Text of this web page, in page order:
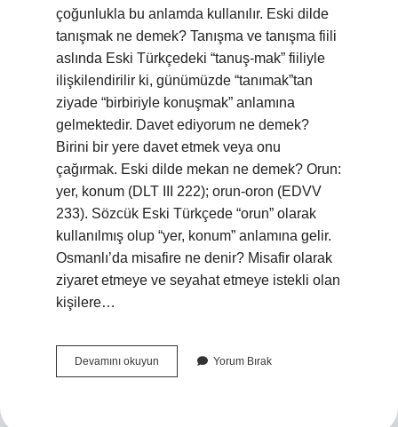
çoğunlukla bu anlamda kullanılır. Eski dilde
tanışmak ne demek? Tanışma ve tanışma fiili
aslında Eski Türkçedeki “tanuş-mak” fiiliyle
ilişkilendirilir ki, günümüzde “tanımak”tan
ziyade “birbiriyle konuşmak” anlamına
gelmektedir. Davet ediyorum ne demek?
Birini bir yere davet etmek veya onu
çağırmak. Eski dilde mekan ne demek? Orun:
yer, konum (DLT III 222); orun-oron (EDVV
233). Sözcük Eski Türkçede “orun” olarak
kullanılmış olup “yer, konum” anlamına gelir.
Osmanlı’da misafire ne denir? Misafir olarak
ziyaret etmeye ve seyahat etmeye istekli olan
kişilere…
Devamını okuyun
Türkçede
Yorum Bırak